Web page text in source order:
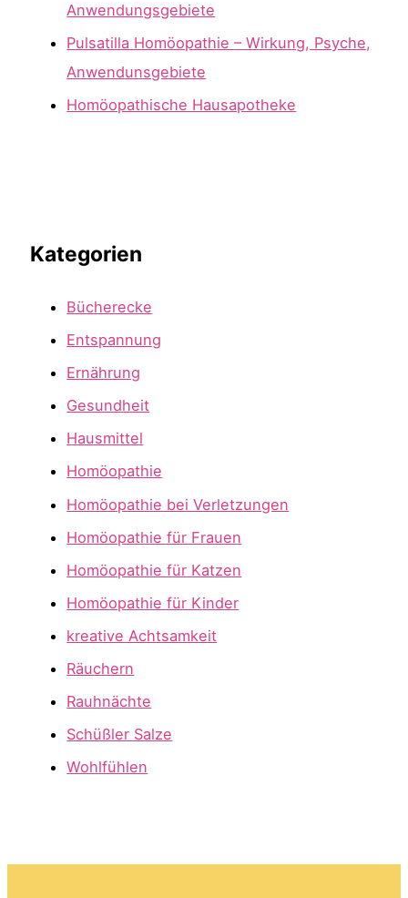
Anwendungsgebiete
Pulsatilla Homöopathie – Wirkung, Psyche,
Anwendunsgebiete
Homöopathische Hausapotheke
Kategorien
Bücherecke
Entspannung
Ernährung
Gesundheit
Hausmittel
Homöopathie
Homöopathie bei Verletzungen
Homöopathie für Frauen
Homöopathie für Katzen
Homöopathie für Kinder
kreative Achtsamkeit
Räuchern
Rauhnächte
Schüßler Salze
Wohlfühlen